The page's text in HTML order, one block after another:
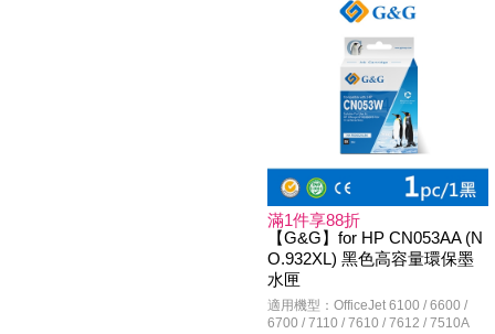
滿1件享88折
【G&G】for HP CN053AA (N
O.932XL) 黑色高容量環保墨
水匣
適用機型：OfficeJet 6100 / 6600 /
6700 / 7110 / 7610 / 7612 / 7510A